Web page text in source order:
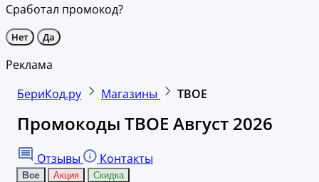
Сработал промокод?
Нет Да
Реклама
БериКод.ру
Магазины ТВОЕ
Промокоды ТВОЕ Август 2026
Отзывы Контакты
Все Акция Скидка